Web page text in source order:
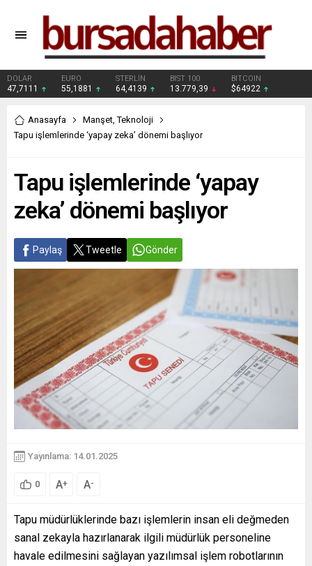
DOLAR
47,7111
EURO
55,1881
STERLİN
64,4139
BIST 100
13.779,39
BITCOIN
$64922
Anasayfa Manşet,Teknoloji
Tapu işlemlerinde ‘yapay zeka’ dönemi başlıyor
Tapu işlemlerinde ‘yapay
zeka’ dönemi başlıyor
Paylaş Tweetle Gönder
Yayınlama: 14.01.2025
0 A+ A-
Tapu müdürlüklerinde bazı işlemlerin insan eli değmeden
sanal zekayla hazırlanarak ilgili müdürlük personeline
havale edilmesini sağlayan yazılımsal işlem robotlarının